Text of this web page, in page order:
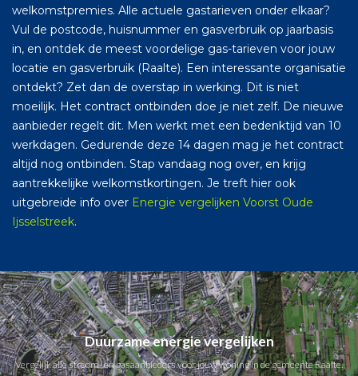
welkomstpremies. Alle actuele gastarieven onder elkaar?
Vul de postcode, huisnummer en gasverbruik op jaarbasis
in, en ontdek de meest voordelige gas-tarieven voor jouw
locatie en gasverbruik (Raalte). Een interessante organisatie
ontdekt? Zet dan de overstap in werking. Dit is niet
moeilijk. Het contract ontbinden doe je niet zelf. De nieuwe
aanbieder regelt dit. Men werkt met een bedenktijd van 10
werkdagen. Gedurende deze 14 dagen mag je het contract
altijd nog ontbinden. Stap vandaag nog over, en krijg
aantrekkelijke welkomstkortingen. Je treft hier ook
uitgebreide info over Energie vergelijken Voorst Oude
Ijsselstreek.
Duurzame energie vergelijken
Vergelijk alle stroom- en gasaanbieders voor jouw woning in de gemeente Raalte.